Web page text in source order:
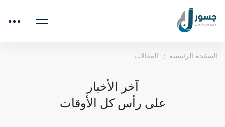
الصفحة الرئيسية المقالات
آخر الأخبار
على رأس كل الأوقات